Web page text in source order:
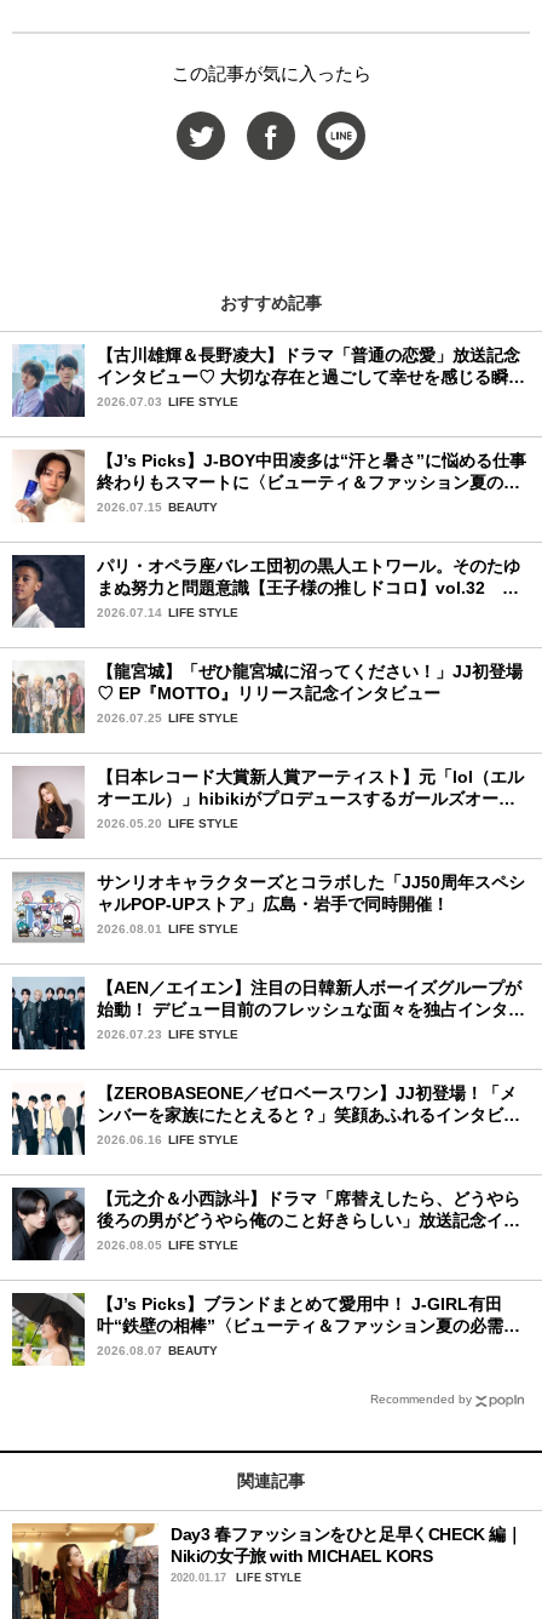
この記事が気に入ったら
おすすめ記事
【古川雄輝＆長野凌大】ドラマ「普通の恋愛」放送記念
インタビュー♡ 大切な存在と過ごして幸せを感じる瞬間
は？
2026.07.03 LIFE STYLE
【J’s Picks】J-BOY中田凌多は“汗と暑さ”に悩める仕事
終わりもスマートに〈ビューティ＆ファッション夏の必
需品〉
2026.07.15 BEAUTY
パリ・オペラ座バレエ団初の黒人エトワール。そのたゆ
まぬ努力と問題意識【王子様の推しドコロ】vol.32 ギ
ヨーム・ディオップさん
2026.07.14 LIFE STYLE
【龍宮城】「ぜひ龍宮城に沼ってください！」JJ初登場
♡ EP『MOTTO』リリース記念インタビュー
2026.07.25 LIFE STYLE
【日本レコード大賞新人賞アーティスト】元「lol（エル
オーエル）」hibikiがプロデュースするガールズオーデ
ィションが始動！ 応募は5月31日（日）まで
2026.05.20 LIFE STYLE
サンリオキャラクターズとコラボした「JJ50周年スペシ
ャルPOP-UPストア」広島・岩手で同時開催！
2026.08.01 LIFE STYLE
【AEN／エイエン】注目の日韓新人ボーイズグループが
始動！ デビュー目前のフレッシュな面々を独占インタビ
ュー。7人の魅力に迫ります♪
2026.07.23 LIFE STYLE
【ZEROBASEONE／ゼロベースワン】JJ初登場！「メ
ンバーを家族にたとえると？」笑顔あふれるインタビュ
ー♡
2026.06.16 LIFE STYLE
【元之介＆小西詠斗】ドラマ「席替えしたら、どうやら
後ろの男がどうやら俺のこと好きらしい」放送記念イン
タビュー♡ 「自然と詠斗くんが可愛く見えたんです」
2026.08.05 LIFE STYLE
【J’s Picks】ブランドまとめて愛用中！ J-GIRL有田
叶“鉄壁の相棒”〈ビューティ＆ファッション夏の必需
品〉
2026.08.07 BEAUTY
Recommended by
関連記事
Day3 春ファッションをひと足早くCHECK 編｜
Nikiの女子旅 with MICHAEL KORS
2020.01.17 LIFE STYLE